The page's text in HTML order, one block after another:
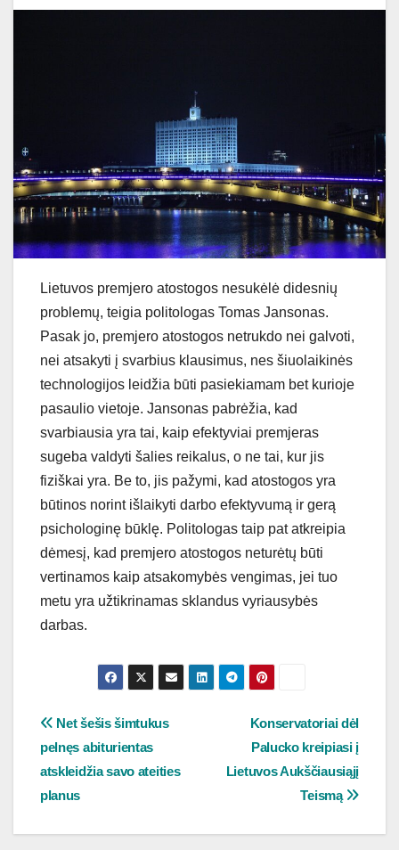
Lietuvos premjero atostogos nesukėlė didesnių
problemų, teigia politologas Tomas Jansonas.
Pasak jo, premjero atostogos netrukdo nei galvoti,
nei atsakyti į svarbius klausimus, nes šiuolaikinės
technologijos leidžia būti pasiekiamam bet kurioje
pasaulio vietoje. Jansonas pabrėžia, kad
svarbiausia yra tai, kaip efektyviai premjeras
sugeba valdyti šalies reikalus, o ne tai, kur jis
fiziškai yra. Be to, jis pažymi, kad atostogos yra
būtinos norint išlaikyti darbo efektyvumą ir gerą
psichologinę būklę. Politologas taip pat atkreipia
dėmesį, kad premjero atostogos neturėtų būti
vertinamos kaip atsakomybės vengimas, jei tuo
metu yra užtikrinamas sklandus vyriausybės
darbas.
Navigacija
tarp
įrašų
Konservatoriai dėl
Palucko kreipiasi į
Lietuvos Aukščiausiąjį
Teismą
Net šešis šimtukus
pelnęs abiturientas
atskleidžia savo ateities
planus